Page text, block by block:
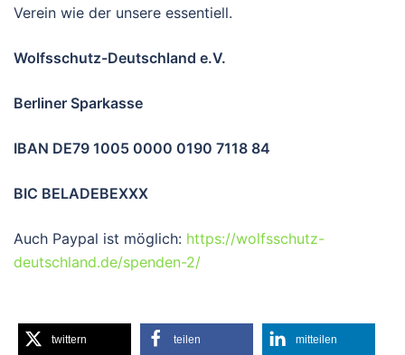
Verein wie der unsere essentiell.
Wolfsschutz-Deutschland e.V.
Berliner Sparkasse
IBAN DE79 1005 0000 0190 7118 84
BIC BELADEBEXXX
Auch Paypal ist möglich: https://wolfsschutz-
deutschland.de/spenden-2/
twittern teilen mitteilen